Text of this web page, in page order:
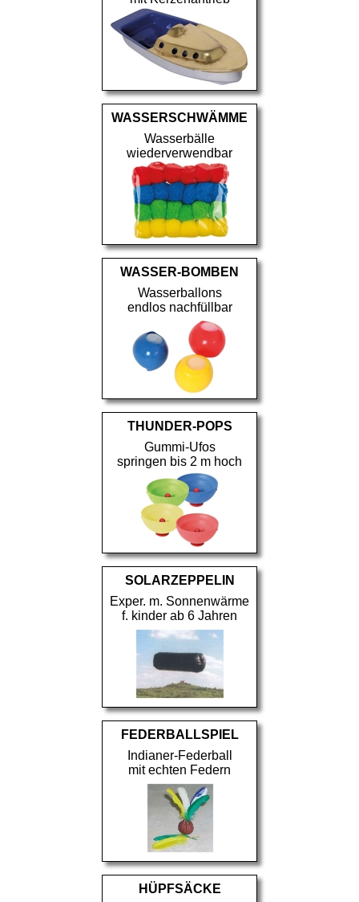
WASSERSCHWÄMME
Wasserbälle
wiederverwendbar
WASSER-BOMBEN
Wasserballons
endlos nachfüllbar
THUNDER-POPS
Gummi-Ufos
springen bis 2 m hoch
SOLARZEPPELIN
Exper. m. Sonnenwärme
f. kinder ab 6 Jahren
FEDERBALLSPIEL
Indianer-Federball
mit echten Federn
HÜPFSÄCKE